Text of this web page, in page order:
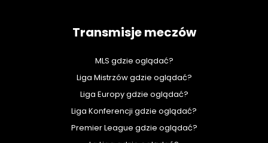
Transmisje meczów
MLS gdzie oglądać?
Liga Mistrzów gdzie oglądać?
Liga Europy gdzie oglądać?
Liga Konferencji gdzie oglądać?
Premier League gdzie oglądać?